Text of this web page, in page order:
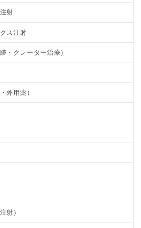
射
ス注射
・クレーター治療）
外用薬）
射）